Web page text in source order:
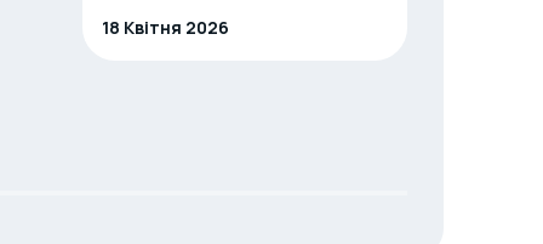
18 Квітня 2026